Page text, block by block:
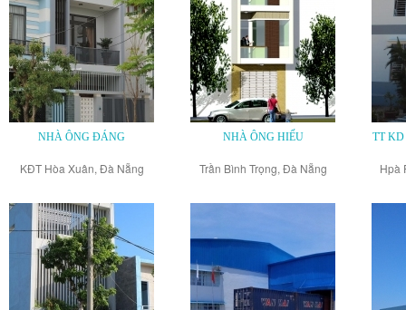
NHÀ ÔNG ĐÁNG
KĐT Hòa Xuân, Đà Nẵng
NHÀ ÔNG HIẾU
Trần Bình Trọng, Đà Nẵng
TT
Hpà